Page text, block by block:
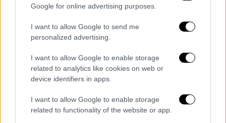
Google for online advertising purposes.
I want to allow Google to send me
personalized advertising.
I want to allow Google to enable storage
related to analytics like cookies on web or
device identifiers in apps.
I want to allow Google to enable storage
related to functionality of the website or app.
Η Ομοσπονδία καταγγέλλει ότι οι μισθοί
είναι εξαιρετικά χαμηλοί: οι
τραυματιοφορείς αμείβονται λιγότερο
ακόμη και από έναν ανειδίκευτο εργάτη, με
τον νεοδιοριζόμενο να χάνει περίπου 684
ευρώ ετησίως λόγω των 12 μισθών στο
υποαμειβόμενο και σκληρό, με αποτέλεσμα
να καταγράφονται παραιτήσεις και χαμηλή